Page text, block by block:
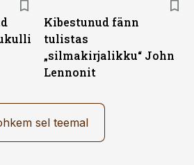
Kibestunud fänn
tulistas
„silmakirjalikku“ John
Lennonit
sel teemal